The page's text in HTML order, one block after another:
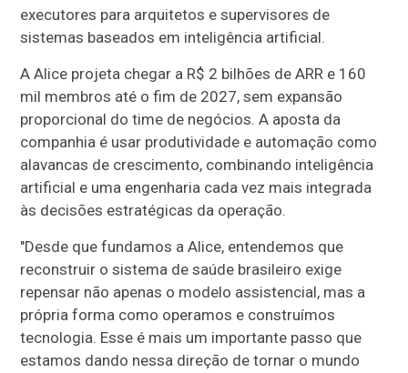
executores para arquitetos e supervisores de
sistemas baseados em inteligência artificial.
A Alice projeta chegar a R$ 2 bilhões de ARR e 160
mil membros até o fim de 2027, sem expansão
proporcional do time de negócios. A aposta da
companhia é usar produtividade e automação como
alavancas de crescimento, combinando inteligência
artificial e uma engenharia cada vez mais integrada
às decisões estratégicas da operação.
"Desde que fundamos a Alice, entendemos que
reconstruir o sistema de saúde brasileiro exige
repensar não apenas o modelo assistencial, mas a
própria forma como operamos e construímos
tecnologia. Esse é mais um importante passo que
estamos dando nessa direção de tornar o mundo